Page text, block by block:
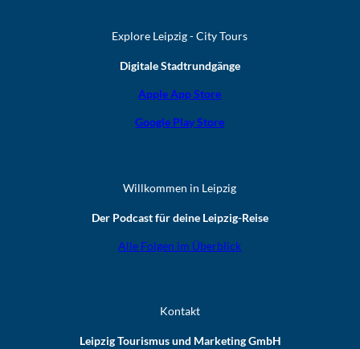
Explore Leipzig - City Tours
Digitale Stadtrundgänge
Apple App Store
Google Play Store
Willkommen in Leipzig
Der Podcast für deine Leipzig-Reise
Alle Folgen im Überblick
Kontakt
Leipzig Tourismus und Marketing GmbH